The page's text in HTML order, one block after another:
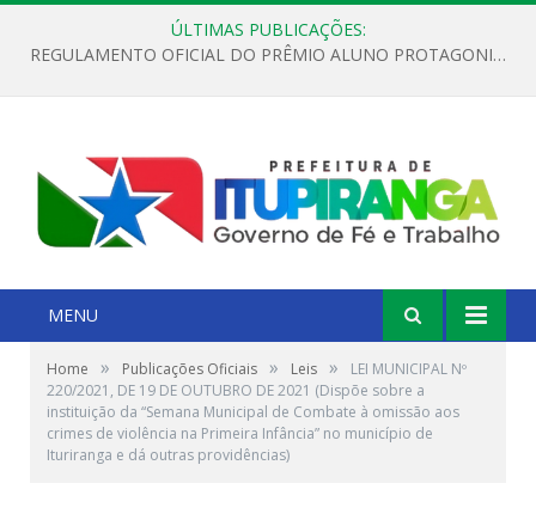
ÚLTIMAS PUBLICAÇÕES:
REGULAMENTO OFICIAL DO PRÊMIO ALUNO PROTAGONISTA – EDIÇÃO 2026
MENU
Home » Publicações Oficiais » Leis »
LEI MUNICIPAL Nº
220/2021, DE 19 DE OUTUBRO DE 2021 (Dispõe sobre a
instituição da “Semana Municipal de Combate à omissão aos
crimes de violência na Primeira Infância” no município de
Ituriranga e dá outras providências)